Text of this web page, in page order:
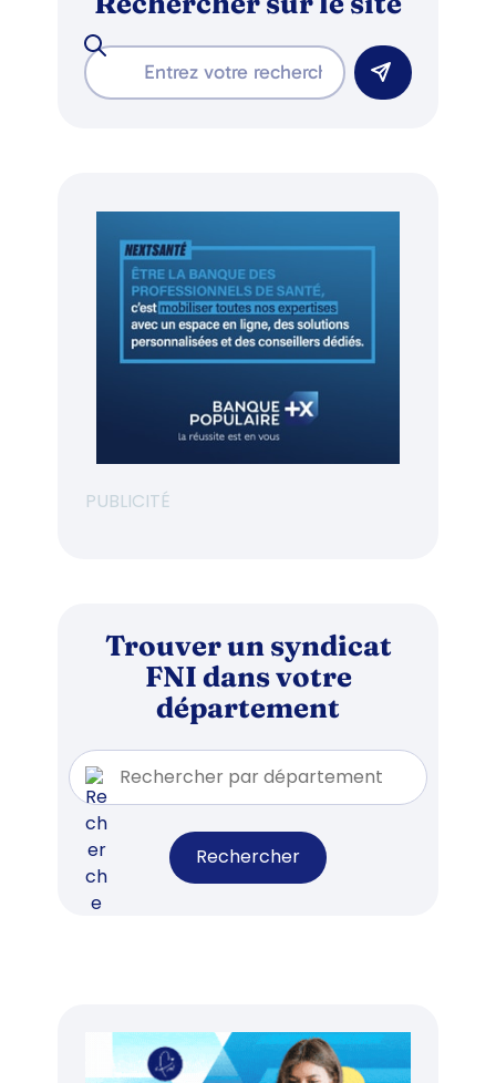
PUBLICITÉ
Trouver un syndicat
FNI dans votre
département